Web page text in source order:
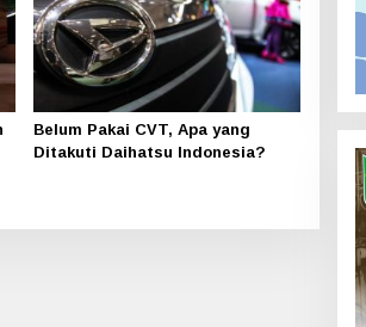
Belum Pakai CVT, Apa yang
Ditakuti Daihatsu Indonesia?